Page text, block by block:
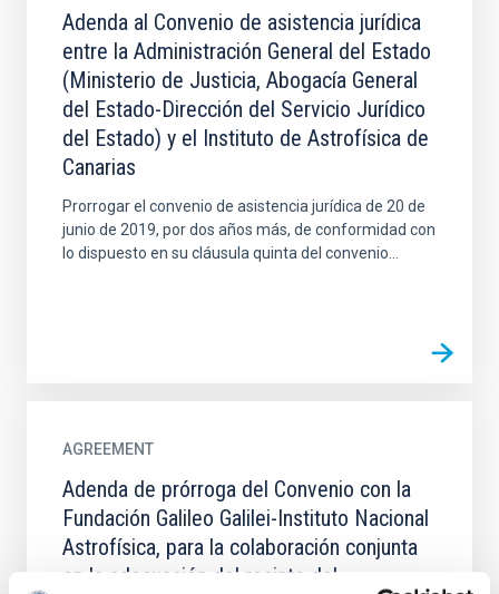
Adenda al Convenio de asistencia jurídica
entre la Administración General del Estado
(Ministerio de Justicia, Abogacía General
del Estado-Dirección del Servicio Jurídico
del Estado) y el Instituto de Astrofísica de
Canarias
Prorrogar el convenio de asistencia jurídica de 20 de
junio de 2019, por dos años más, de conformidad con
lo dispuesto en su cláusula quinta del convenio...
AGREEMENT
Adenda de prórroga del Convenio con la
Fundación Galileo Galilei-Instituto Nacional
Astrofísica, para la colaboración conjunta
en la adecuación del recinto del